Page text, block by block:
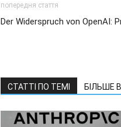
попередня стаття
Der Widerspruch von OpenAI:
СТАТТІ ПО ТЕМІ БІЛЬШЕ